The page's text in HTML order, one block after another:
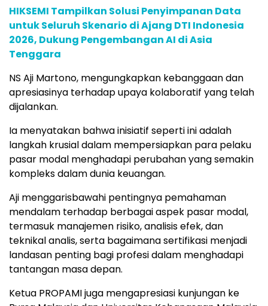
HIKSEMI Tampilkan Solusi Penyimpanan Data
untuk Seluruh Skenario di Ajang DTI Indonesia
2026, Dukung Pengembangan AI di Asia
Tenggara
NS Aji Martono, mengungkapkan kebanggaan dan
apresiasinya terhadap upaya kolaboratif yang telah
dijalankan.
Ia menyatakan bahwa inisiatif seperti ini adalah
langkah krusial dalam mempersiapkan para pelaku
pasar modal menghadapi perubahan yang semakin
kompleks dalam dunia keuangan.
Aji menggarisbawahi pentingnya pemahaman
mendalam terhadap berbagai aspek pasar modal,
termasuk manajemen risiko, analisis efek, dan
teknikal analis, serta bagaimana sertifikasi menjadi
landasan penting bagi profesi dalam menghadapi
tantangan masa depan.
Ketua PROPAMI juga mengapresiasi kunjungan ke